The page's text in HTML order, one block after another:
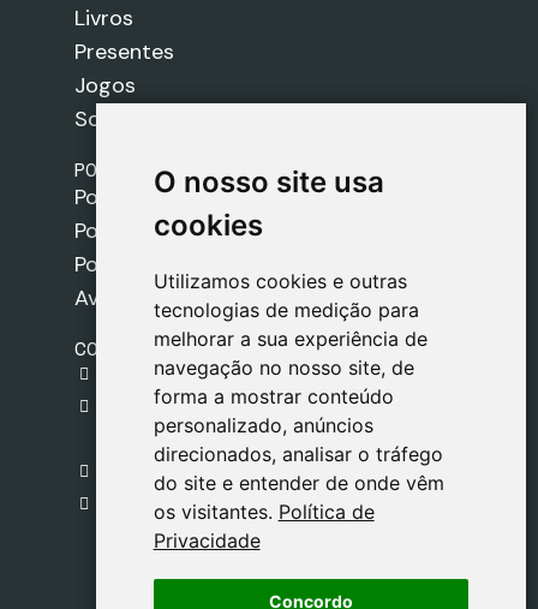
O nosso site usa
cookies
Utilizamos cookies e outras
tecnologias de medição para
melhorar a sua experiência de
navegação no nosso site, de
forma a mostrar conteúdo
personalizado, anúncios
direcionados, analisar o tráfego
do site e entender de onde vêm
os visitantes. Política de
Privacidade
Concordo
O nosso site usa
cookies
Utilizamos cookies e outras
tecnologias de medição para
melhorar a sua experiência de
navegação no nosso site, de
forma a mostrar conteúdo
personalizado, anúncios
direcionados, analisar o tráfego
do site e entender de onde vêm
os visitantes. Política de
Privacidade
Concordo
Livros
Presentes
Jogos
Sobre nós
POLÍTICAS
Política de Envios
Política de Cookies
Política de Privacidade
Aviso Legal
CONTACTO
gestion@safeliz.com
C. del Pradillo, 6, 28770 Colmenar Viejo,
Madrid
+34 918 459 877
Segunda a Sexta
09:00 - 13:00